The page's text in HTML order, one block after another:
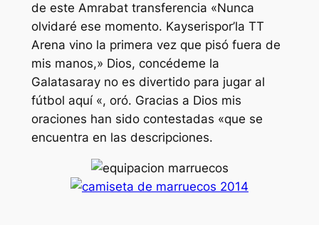
de este Amrabat transferencia «Nunca
olvidaré ese momento. Kayserispor’la TT
Arena vino la primera vez que pisó fuera de
mis manos,» Dios, concédeme la
Galatasaray no es divertido para jugar al
fútbol aquí «, oró. Gracias a Dios mis
oraciones han sido contestadas «que se
encuentra en las descripciones.